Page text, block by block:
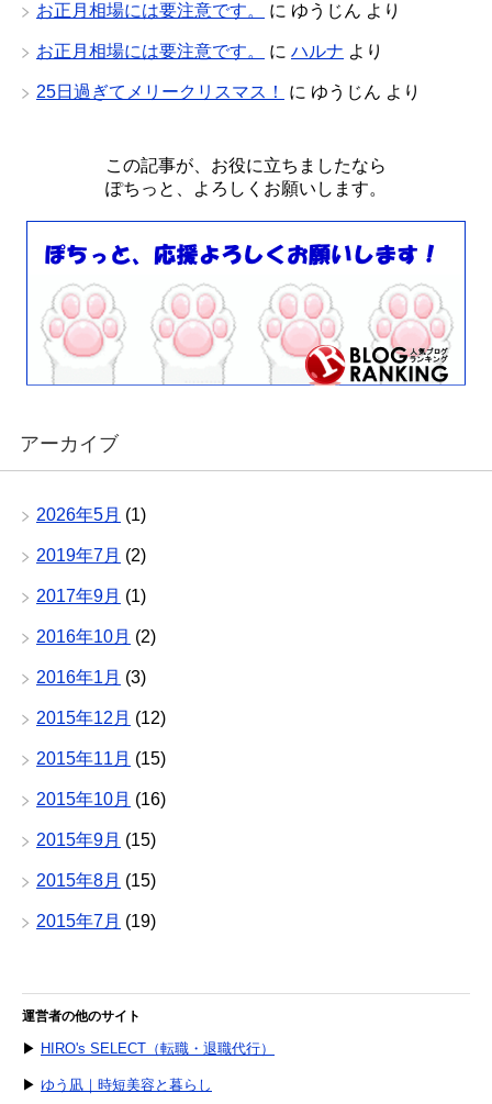
お正月相場には要注意です。 に ゆうじん より
お正月相場には要注意です。 に ハルナ より
25日過ぎてメリークリスマス！ に ゆうじん より
この記事が、お役に立ちましたなら
ぽちっと、よろしくお願いします。
アーカイブ
2026年5月 (1)
2019年7月 (2)
2017年9月 (1)
2016年10月 (2)
2016年1月 (3)
2015年12月 (12)
2015年11月 (15)
2015年10月 (16)
2015年9月 (15)
2015年8月 (15)
2015年7月 (19)
運営者の他のサイト
▶ HIRO's SELECT（転職・退職代行）
▶ ゆう凪｜時短美容と暮らし